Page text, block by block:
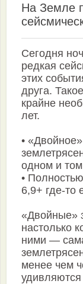
На Земле
Сегодня
редкая
этих
друга.
крайне
лет.
•
одном и
•
6,9+ где-то
«Двойные»
настолько
ними —
менее чем
удивляются